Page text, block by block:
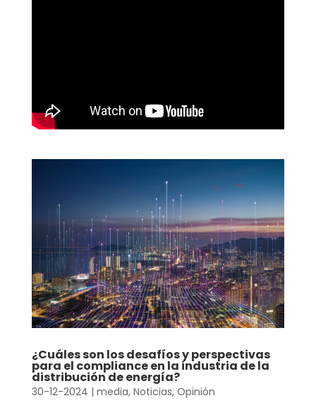
¿Cuáles son los desafíos y perspectivas
para el compliance en la industria de la
distribución de energía?
30-12-2024 | media, Noticias, Opinión